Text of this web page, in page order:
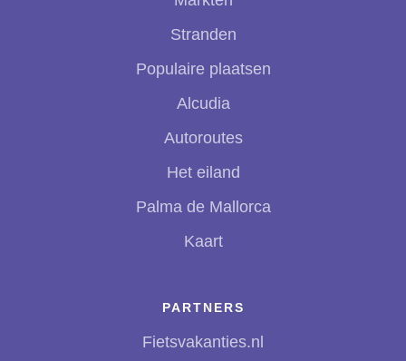
Stranden
Populaire plaatsen
Alcudia
Autoroutes
Het eiland
Palma de Mallorca
Kaart
PARTNERS
Fietsvakanties.nl